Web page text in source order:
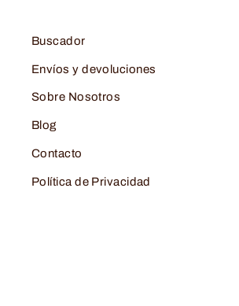
Buscador
Envíos y devoluciones
Sobre Nosotros
Blog
Contacto
Política de Privacidad